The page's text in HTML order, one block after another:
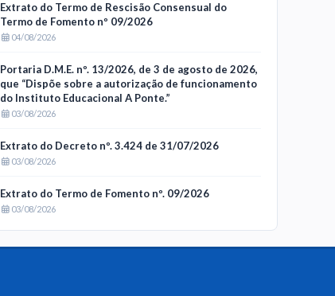
Extrato do Termo de Rescisão Consensual do
Termo de Fomento nº 09/2026
04/08/2026
Portaria D.M.E. nº. 13/2026, de 3 de agosto de 2026,
que “Dispõe sobre a autorização de funcionamento
do Instituto Educacional A Ponte.”
03/08/2026
Extrato do Decreto nº. 3.424 de 31/07/2026
03/08/2026
Extrato do Termo de Fomento nº. 09/2026
03/08/2026